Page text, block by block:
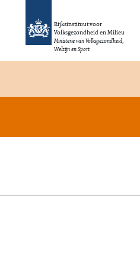
Rijksinstituut voor
Volksgezondheid en Milieu
Ministerie van Volksgezondheid,
Welzijn en Sport